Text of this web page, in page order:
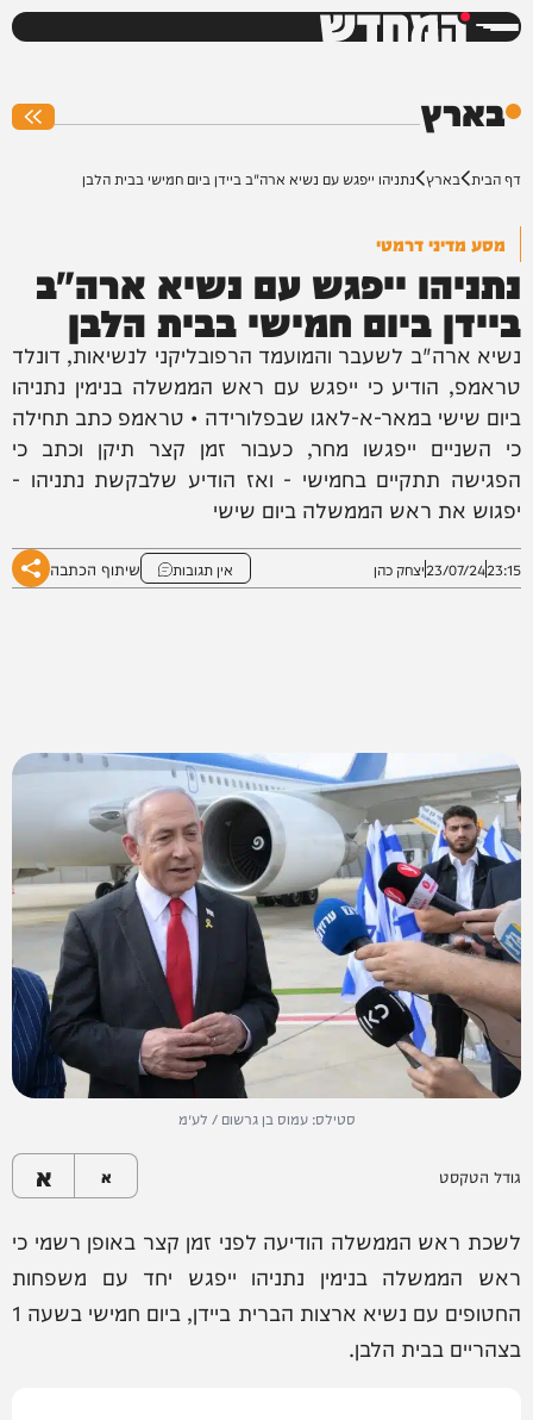
המחדש
בארץ
דף הבית בארץ נתניהו ייפגש עם נשיא ארה"ב ביידן ביום חמישי בבית הלבן
מסע מדיני דרמטי
נתניהו ייפגש עם נשיא ארה"ב
ביידן ביום חמישי בבית הלבן
נשיא ארה"ב לשעבר והמועמד הרפובליקני לנשיאות, דונלד
טראמפ, הודיע כי ייפגש עם ראש הממשלה בנימין נתניהו
ביום שישי במאר-א-לאגו שבפלורידה • טראמפ כתב תחילה
כי השניים ייפגשו מחר, כעבור זמן קצר תיקן וכתב כי
הפגישה תתקיים בחמישי - ואז הודיע שלבקשת נתניהו -
יפגוש את ראש הממשלה ביום שישי
23:15
23/07/24יצחק כהן אין תגובות שיתוף הכתבה
סטילס: עמוס בן גרשום / לע״מ
גודל הטקסט א א
לשכת ראש הממשלה הודיעה לפני זמן קצר באופן רשמי כי
ראש הממשלה בנימין נתניהו ייפגש יחד עם משפחות
החטופים עם נשיא ארצות הברית ביידן, ביום חמישי בשעה 1
בצהריים בבית הלבן.